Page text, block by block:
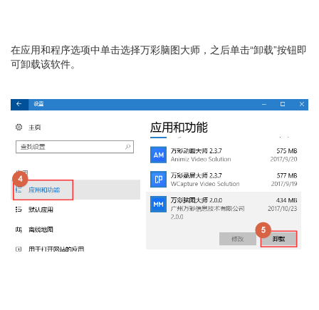
在应用和程序选项中单击选择万彩脑图大师，之后单击“卸载”按钮即
可卸载该软件。